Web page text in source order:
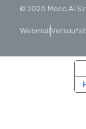
© 2025 Mecc.Al
Webmail